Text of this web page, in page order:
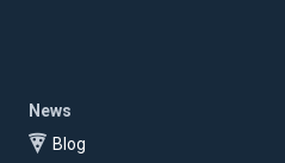
News
Blog